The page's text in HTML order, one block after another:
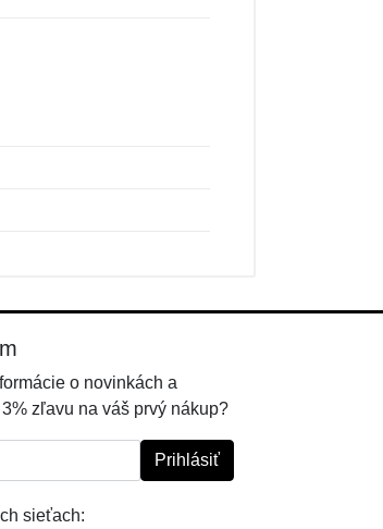
o novinkách a
zľavu na váš prvý nákup?
Prihlásiť
sieťach: